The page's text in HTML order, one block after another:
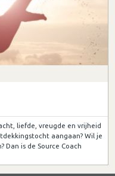
liefde, vreugde en vrijheid
aangaan? Wil je
Dan is de Source Coach